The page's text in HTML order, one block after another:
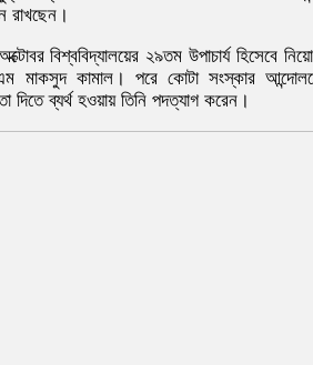
রাখছেন।
বিশ্ববিদ্যালয়ের ২৯তম উপাচার্য হিসেবে
কামাল। পরে কোটা সংস্কার
দিতে ব্যর্থ হওয়ায় তিনি পদত্যাগ করেন।